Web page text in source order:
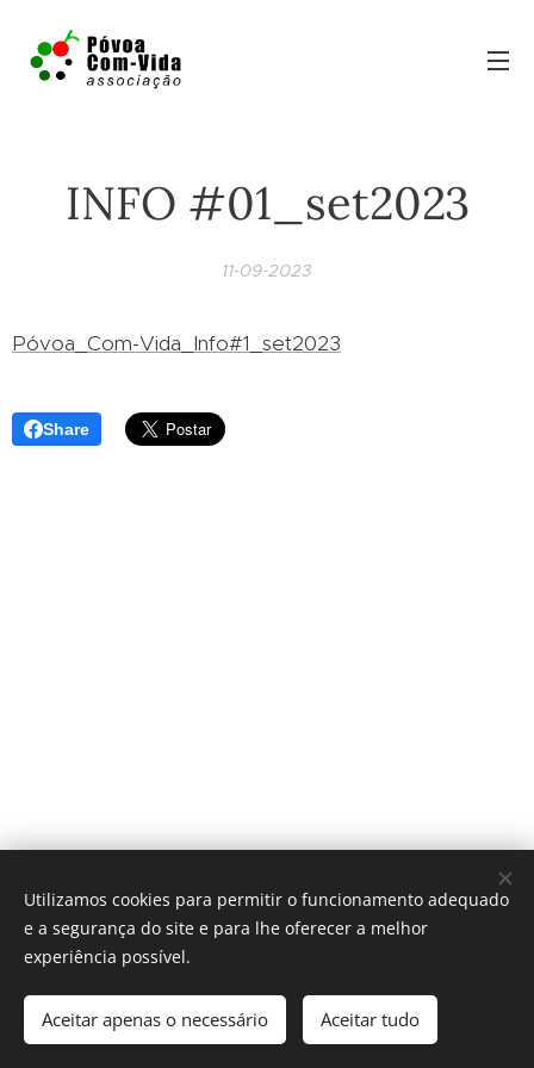
INFO #01_set2023
11-09-2023
Póvoa_Com-Vida_Info#1_set2023
Share
Desenvolvido porWebnode Cookies
Utilizamos cookies para permitir o funcionamento adequado
e a segurança do site e para lhe oferecer a melhor
experiência possível.
Aceitar apenas o necessário Aceitar tudo